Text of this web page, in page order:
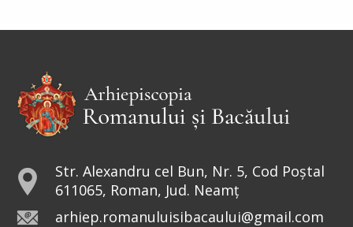
Str. Alexandru cel Bun, Nr. 5, Cod Poștal
611065, Roman, Jud. Neamț
arhiep.romanuluisibacaului@gmail.com